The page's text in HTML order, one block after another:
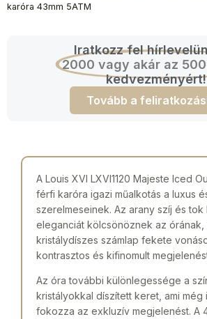
karóra 43mm 5ATM
Iratkozz fel
2000 vagy akár az
kedvezményért!
Tovább a
A Louis XVI LXVI1120 Majeste Iced
férfi karóra igazi műalkotás a luxus
szerelmeseinek. Az arany szíj és tok
eleganciát kölcsönöznek az órának,
kristálydíszes számlap fekete
kontrasztos és kifinomult
Az óra további különlegessége a
kristályokkal díszített keret, ami még
fokozza az exkluzív megjelenést. A